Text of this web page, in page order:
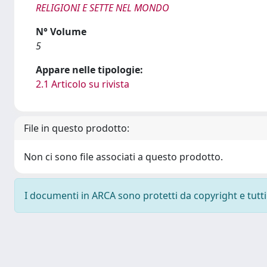
RELIGIONI E SETTE NEL MONDO
N° Volume
5
Appare nelle tipologie:
2.1 Articolo su rivista
File in questo prodotto:
Non ci sono file associati a questo prodotto.
I documenti in ARCA sono protetti da copyright e